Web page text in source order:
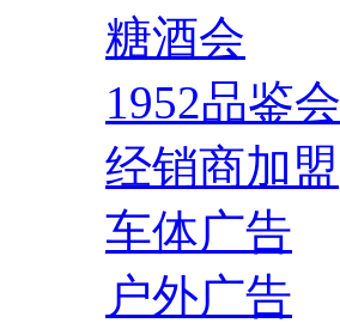
糖酒会
1952品鉴会
经销商加盟
车体广告
户外广告